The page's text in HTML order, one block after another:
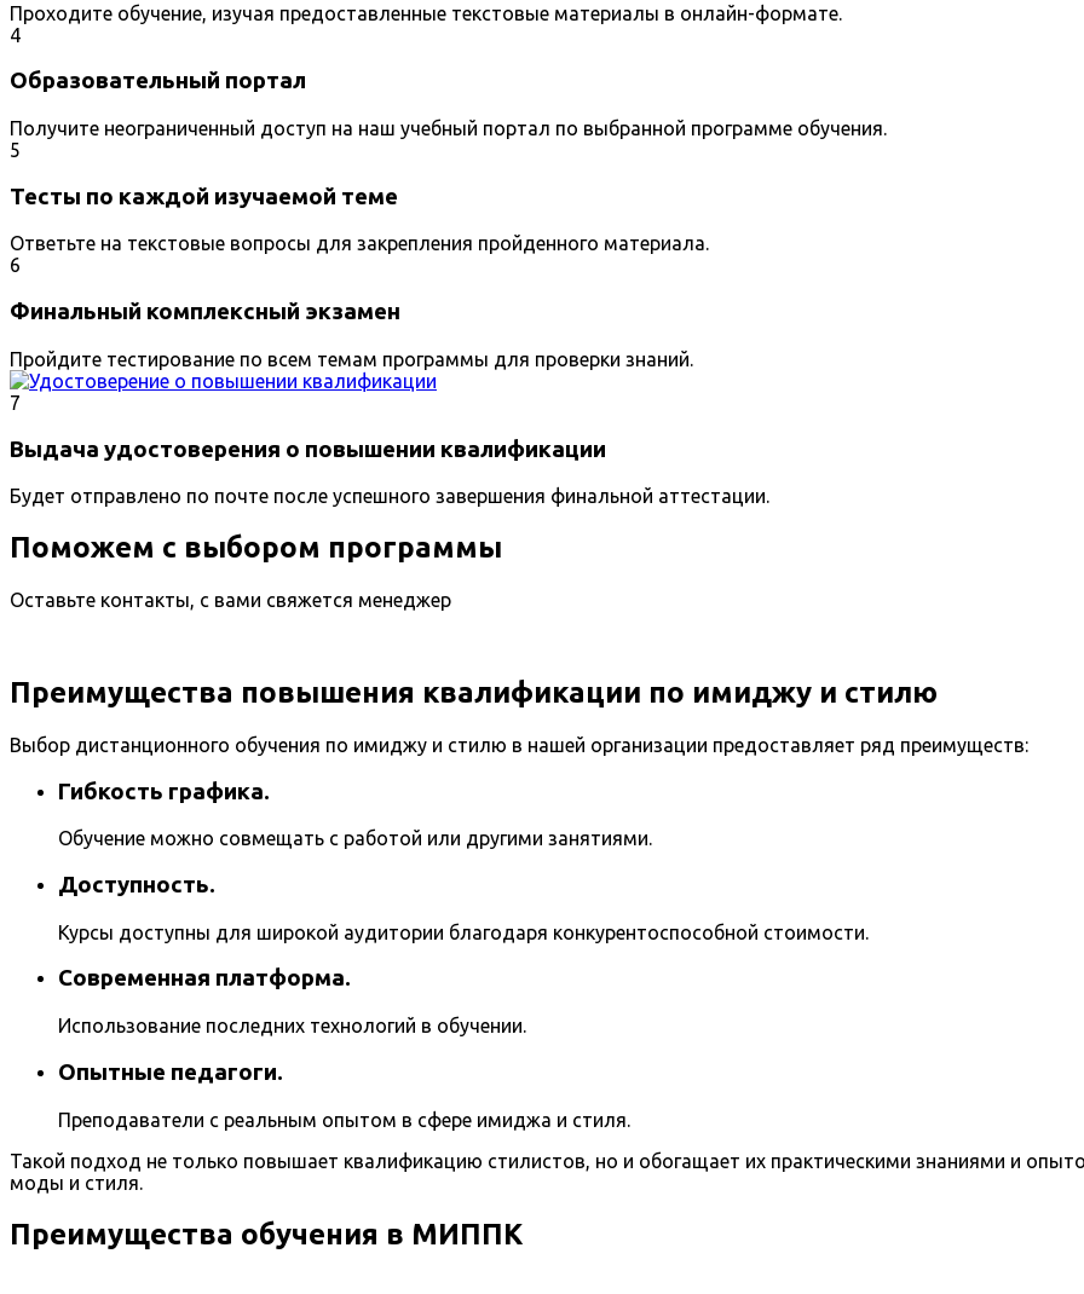
Проходите обучение, изучая предоставленные текстовые материалы в онлайн-формате.
4
Образовательный портал
Получите неограниченный доступ на наш учебный портал по выбранной программе обучения.
5
Тесты по каждой изучаемой теме
Ответьте на текстовые вопросы для закрепления пройденного материала.
6
Финальный комплексный экзамен
Пройдите тестирование по всем темам программы для проверки знаний.
7
Выдача удостоверения о повышении квалификации
Будет отправлено по почте после успешного завершения финальной аттестации.
Поможем с выбором программы
Оставьте контакты, с вами свяжется менеджер
Преимущества повышения квалификации по имиджу и стилю
Выбор дистанционного обучения по имиджу и стилю в нашей организации предоставляет ряд преимуществ:
Гибкость графика.
Обучение можно совмещать с работой или другими занятиями.
Доступность.
Курсы доступны для широкой аудитории благодаря конкурентоспособной стоимости.
Современная платформа.
Использование последних технологий в обучении.
Опытные педагоги.
Преподаватели с реальным опытом в сфере имиджа и стиля.
Такой подход не только повышает квалификацию стилистов, но и обогащает их практическими знаниями и
моды и стиля.
Преимущества обучения в МИППК